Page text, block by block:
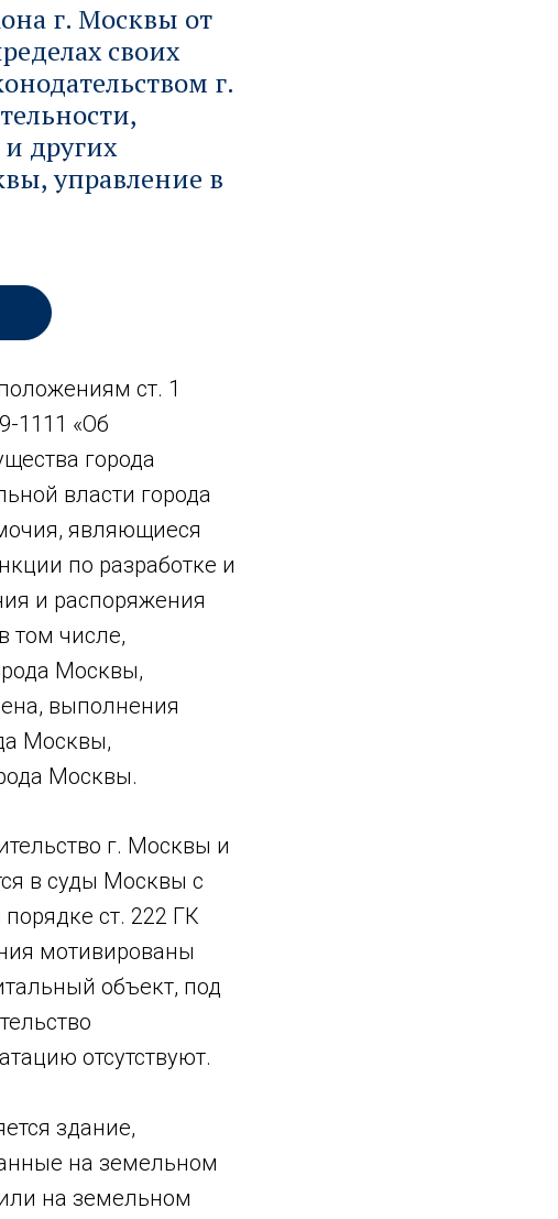
г. Москвы от
своих
г.
других
управление в
ст. 1
1111 «Об
города
власти города
являющиеся
по разработке и
и распоряжения
числе,
Москвы,
выполнения
Москвы,
Москвы.
г. Москвы и
в суды Москвы с
ст. 222 ГК
мотивированы
объект, под
отсутствуют.
здание,
на земельном
на земельном